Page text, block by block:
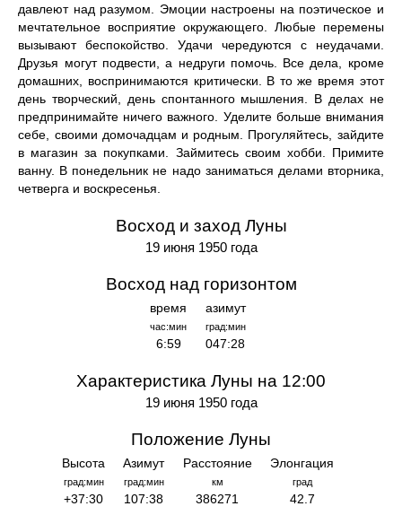
давлеют над разумом. Эмоции настроены на поэтическое и
мечтательное восприятие окружающего. Любые перемены
вызывают беспокойство. Удачи чередуются с неудачами.
Друзья могут подвести, а недруги помочь. Все дела, кроме
домашних, воспринимаются критически. В то же время этот
день творческий, день спонтанного мышления. В делах не
предпринимайте ничего важного. Уделите больше внимания
себе, своими домочадцам и родным. Прогуляйтесь, зайдите
в магазин за покупками. Займитесь своим хобби. Примите
ванну. В понедельник не надо заниматься делами вторника,
четверга и воскресенья.
Восход и заход Луны
19 июня 1950 года
Восход над горизонтом
время
час:мин
6:59
азимут
град:мин
047:28
Характеристика Луны на 12:00
19 июня 1950 года
Положение Луны
Высота
град:мин
+37:30
Азимут
град:мин
107:38
Расстояние
км
386271
Элонгация
град
42.7